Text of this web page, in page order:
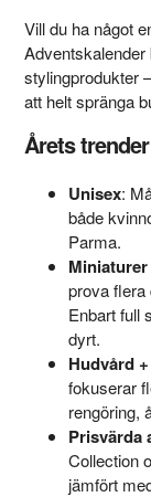
Vill du ha något
stylingprodukter
att helt spränga
Årets
Unisex:
både
Parma.
prova flera
Enbart full
dyrt.
Hudvård
fokuserar
rengöring,
Prisvärda
Collection
jämfört